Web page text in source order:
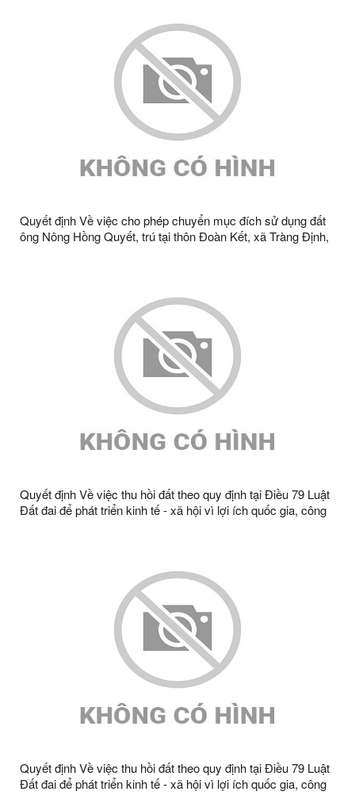
Quyết định Về việc cho phép chuyển mục đích sử dụng đất
ông Nông Hồng Quyết, trú tại thôn Đoàn Kết, xã Tràng Định,
Quyết định Về việc thu hồi đất theo quy định tại Điều 79 Luật
Đất đai để phát triển kinh tế - xã hội vì lợi ích quốc gia, công
Quyết định Về việc thu hồi đất theo quy định tại Điều 79 Luật
Đất đai để phát triển kinh tế - xã hội vì lợi ích quốc gia, công